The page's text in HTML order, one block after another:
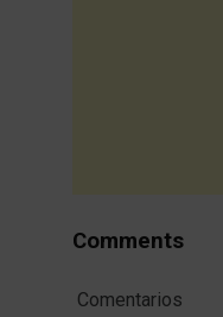
Comments
Comentarios